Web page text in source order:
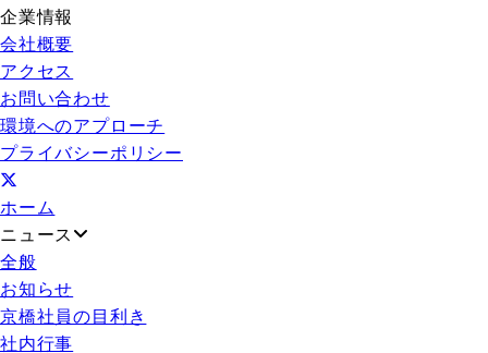
企業情報
会社概要
アクセス
お問い合わせ
環境へのアプローチ
プライバシーポリシー
ホーム
ニュース
全般
お知らせ
京橋社員の目利き
社内行事